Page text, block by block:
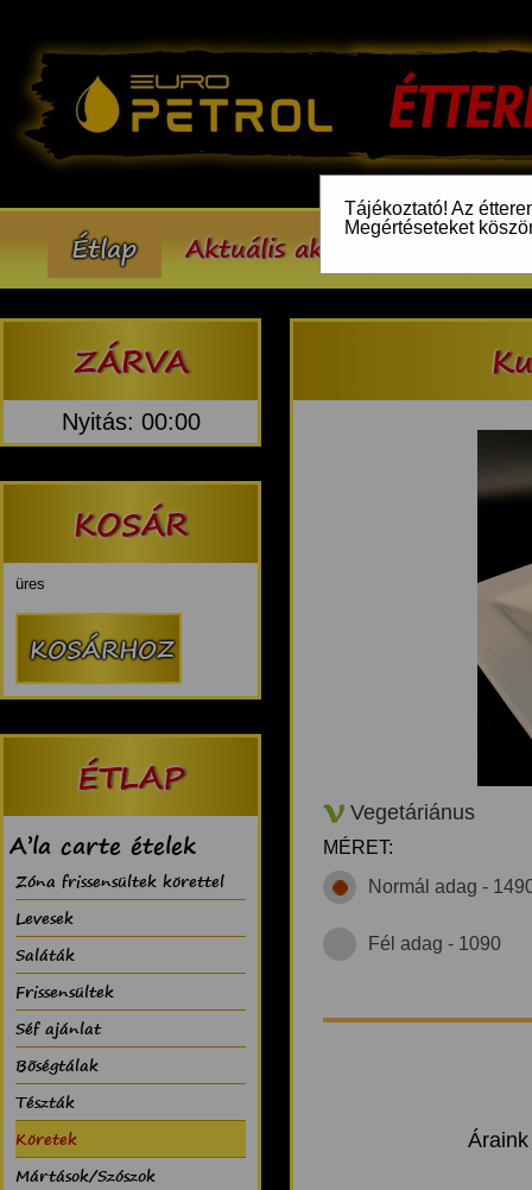
Tájékoztató! Az
Megértéseteket
Étlap Aktuális akcióink
ZÁRVA
Nyitás: 00:00
KOSÁR
üres
ÉTLAP
A’la carte ételek
Zóna frissensültek körettel
Levesek
Saláták
Frissensültek
Séf ajánlat
Bõségtálak
Tészták
Köretek
Mártások/Szószok
Vegetáriánus
MÉRET:
Normál adag -
Fél adag - 1090